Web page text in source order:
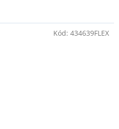
Kód: 434639FLEX